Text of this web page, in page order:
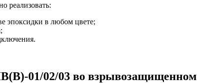
реализовать:
эпоксидки в любом цвете;
01/02/03 во